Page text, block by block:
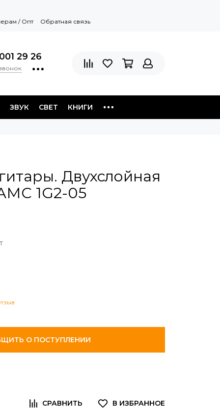
/ Опт Обратная связь
29 26
ЗВУК СВЕТ КНИГИ
Двухслойная
1G2-05
О ПОСТУПЛЕНИИ